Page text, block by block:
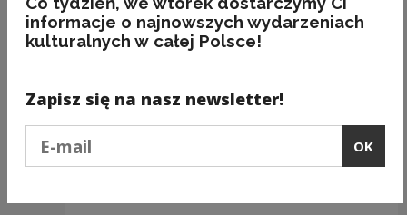
Note, the link will open in a new window
informacje o najnowszych wydarzeniach
kulturalnych w całej Polsce!
Zapisz się na nasz newsletter!
OK